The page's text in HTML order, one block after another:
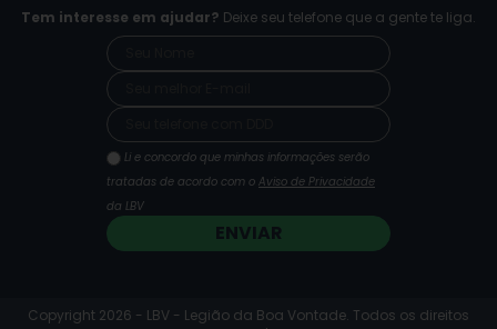
o
o
g
r
m
b
e
Tem interesse em ajudar? Deixe seu telefone que a gente te liga.
Li e concordo que minhas informações serão
tratadas de acordo com o Aviso de Privacidade
da LBV
ENVIAR
Copyright 2026 - LBV - Legião da Boa Vontade. Todos os direitos